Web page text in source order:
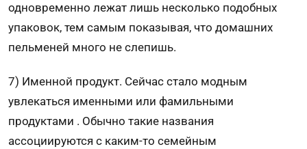
одновременно лежат лишь несколько подобных
упаковок, тем самым показывая, что домашних
пельме­ней много не слепишь.
7) Именной продукт. Сейчас стало модным
увлекаться именными или фамильными
продуктами . Обычно такие названия
ассоциируются с каким-то семейным